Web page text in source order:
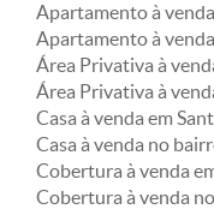
Apartamento à
Apartamento à
Área Privativa à
Área Privativa à
Casa à venda em
Casa à venda no
Cobertura à venda
Cobertura à venda